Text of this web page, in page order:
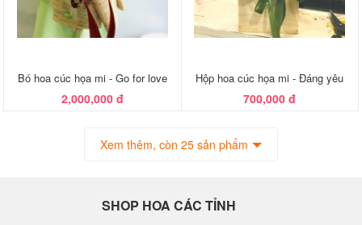
Bó hoa cúc họa mi - Go for love
2,000,000 đ
Hộp hoa cúc họa mi - Đáng yêu
700,000 đ
Xem thêm, còn 25 sản phẩm
SHOP HOA CÁC TỈNH